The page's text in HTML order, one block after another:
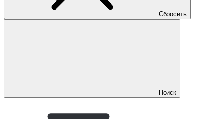
Сбросить
Поиск